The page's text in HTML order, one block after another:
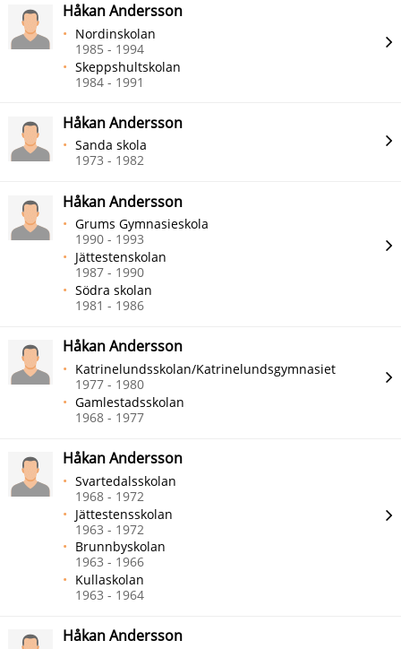
Håkan Andersson
Nordinskolan
1985 - 1994
Skeppshultskolan
1984 - 1991
Håkan Andersson
Sanda skola
1973 - 1982
Håkan Andersson
Grums Gymnasieskola
1990 - 1993
Jättestenskolan
1987 - 1990
Södra skolan
1981 - 1986
Håkan Andersson
Katrinelundsskolan/Katrinelundsgymnasiet
1977 - 1980
Gamlestadsskolan
1968 - 1977
Håkan Andersson
Svartedalsskolan
1968 - 1972
Jättestensskolan
1963 - 1972
Brunnbyskolan
1963 - 1966
Kullaskolan
1963 - 1964
Håkan Andersson